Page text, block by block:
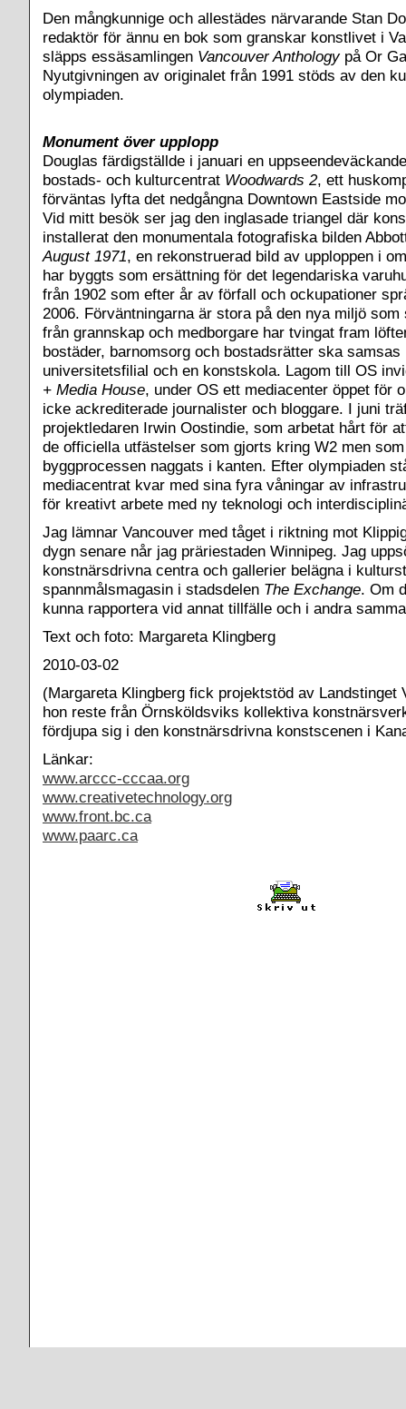
Den mångkunnige och allestädes närvarande Stan
redaktör för ännu en bok som granskar konstlivet i
släpps essäsamlingen Vancouver Anthologypå Or
Nyutgivningen av originalet från 1991 stöds av den
olympiaden.
Monument över upplopp
Douglas färdigställde i januari en
bostads- och kulturcentrat Woodwards 2, ett
förväntas lyfta det nedgångna Downtown Eastside
Vid mitt besök ser jag den inglasade triangel där
installerat den monumentala fotografiska bilden
August 1971, en rekonstruerad bild av upploppen i
har byggts som ersättning för det legendariska
från 1902 som efter år av förfall och ockupationer
2006. Förväntningarna är stora på den nya miljö
från grannskap och medborgare har tvingat fram
bostäder, barnomsorg och bostadsrätter ska samsas
universitetsfilial och en konstskola. Lagom till OS
+ Media House, under OS ett mediacenter öppet för
icke ackrediterade journalister och bloggare. I juni
projektledaren Irwin Oostindie, som arbetat hårt för
de officiella utfästelser som gjorts kring W2 men
byggprocessen naggats i kanten. Efter olympiaden
mediacentrat kvar med sina fyra våningar av
för kreativt arbete med ny teknologi och
Jag lämnar Vancouver med tåget i riktning mot
dygn senare når jag präriestaden Winnipeg. Jag
konstnärsdrivna centra och gallerier belägna i
spannmålsmagasin i stadsdelen The Exchange. Om
kunna rapportera vid annat tillfälle och i andra
Text och foto: Margareta Klingberg
2010-03-02
(Margareta Klingberg fick projektstöd av Landstinget
hon reste från Örnsköldsviks kollektiva
fördjupa sig i den konstnärsdrivna konstscenen i
Länkar:
www.arccc-cccaa.org
www.creativetechnology.org
www.front.bc.ca
www.paarc.ca